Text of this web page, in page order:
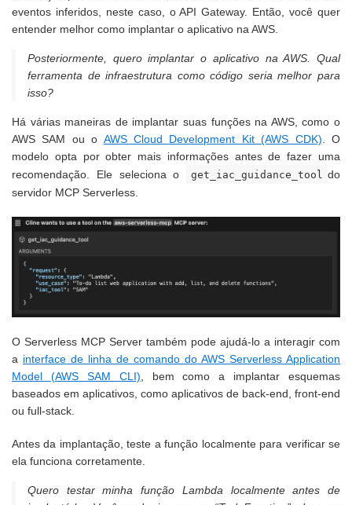
eventos inferidos, neste caso, o API Gateway. Então, você quer
entender melhor como implantar o aplicativo na AWS.
Posteriormente, quero implantar o aplicativo na AWS. Qual
ferramenta de infraestrutura como código seria melhor para
isso?
Há várias maneiras de implantar suas funções na AWS, como o
AWS SAM ou o AWS Cloud Development Kit (AWS CDK). O
modelo opta por obter mais informações antes de fazer uma
recomendação. Ele seleciona o
get_iac_guidance_tool do
servidor MCP Serverless.
O Serverless MCP Server também pode ajudá-lo a interagir com
a interface de linha de comando do AWS Serverless Application
Model (AWS SAM CLI) , bem como a implantar esquemas
baseados em aplicativos, como aplicativos de back-end, front-end
ou full-stack.
Antes da implantação, teste a função localmente para verificar se
ela funciona corretamente.
Quero testar minha função Lambda localmente antes de